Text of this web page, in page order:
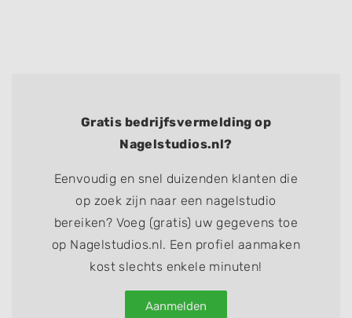
Gratis bedrijfsvermelding op
Nagelstudios.nl?
Eenvoudig en snel duizenden klanten die
op zoek zijn naar een nagelstudio
bereiken? Voeg (gratis) uw gegevens toe
op Nagelstudios.nl. Een profiel aanmaken
kost slechts enkele minuten!
Aanmelden